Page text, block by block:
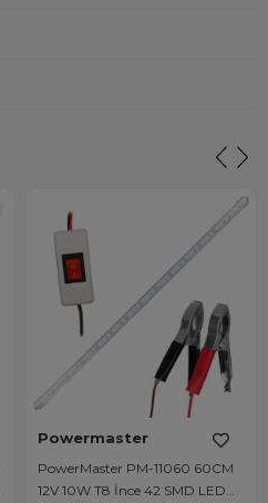
Powermaster
PowerMaster PM-11060 60CM
12V 10W T8 İnce 42 SMD LED